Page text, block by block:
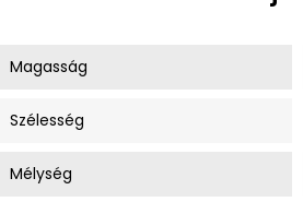
Magasság
Szélesség
Mélység